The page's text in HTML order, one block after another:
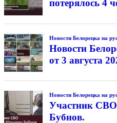
потерялось 4
Новости Белорецка на
Новости
от 3 августа
Новости Белорецка на
Участник
Бубнов.